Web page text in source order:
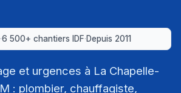
·6 500+ chantiers IDF·Depuis 2011
et urgences à La Chapelle-
: plombier, chauffagiste,